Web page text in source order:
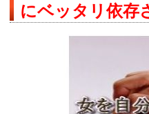
にベッタリ依存